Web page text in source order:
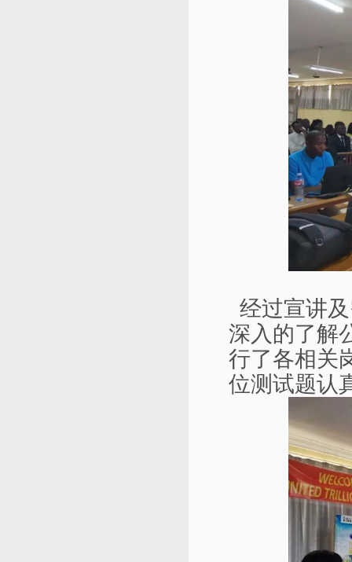
经过宣讲
深入的了解
行了各相关
位测试题认